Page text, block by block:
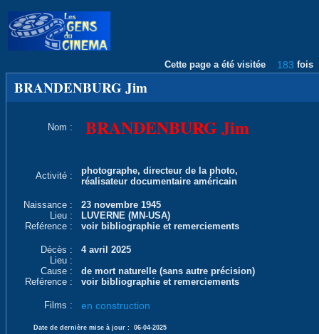
Cette page a été visitée 183 fois
BRANDENBURG Jim
Nom : BRANDENBURG Jim
Activité :
photographe, directeur de la photo,
réalisateur documentaire américain
Naissance :
23 novembre 1945
Lieu :
LUVERNE (MN-USA)
Reférence :
voir bibliographie et remerciements
Décès :
4 avril 2025
Lieu :
Cause :
de mort naturelle (sans autre précision)
Reférence :
voir bibliographie et remerciements
Films : en construction
Date de dernière mise à jour : 06-04-2025